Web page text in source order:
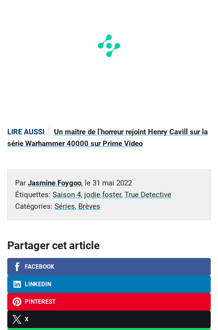
LIRE AUSSI
Un maître de l’horreur rejoint Henry Cavill sur la
série Warhammer 40000 sur Prime Video
Par Jasmine Foygoo, le 31 mai 2022
Étiquettes: Saison 4, jodie foster, True Detective
Catégories: Séries, Brèves
Partager cet article
FACEBOOK
LINKEDIN
PINTEREST
X